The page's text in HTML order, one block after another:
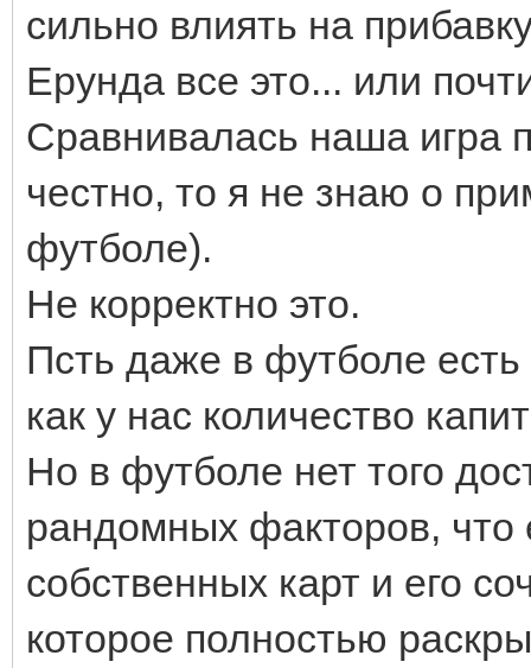
сильно влиять на
Ерунда все это... или
Сравнивалась наша игра
честно, то я не знаю о
футболе).
Не корректно это.
Псть даже в футболе есть
как у нас количество
Но в футболе нет того
рандомных факторов, что
собственных карт и его
которое полностью